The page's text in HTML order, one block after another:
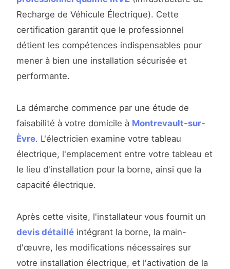
Recharge de Véhicule Électrique). Cette
certification garantit que le professionnel
détient les compétences indispensables pour
mener à bien une installation sécurisée et
performante.
La démarche commence par une étude de
faisabilité à votre domicile à Montrevault-sur-
Èvre. L'électricien examine votre tableau
électrique, l'emplacement entre votre tableau et
le lieu d'installation pour la borne, ainsi que la
capacité électrique.
Après cette visite, l'installateur vous fournit un
devis détaillé intégrant la borne, la main-
d'œuvre, les modifications nécessaires sur
votre installation électrique, et l'activation de la